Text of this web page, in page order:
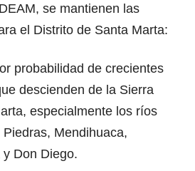
se mantienen las
el Distrito de Santa Marta:
probabilidad de crecientes
descienden de la Sierra
especialmente los ríos
Mendihuaca,
Don Diego.